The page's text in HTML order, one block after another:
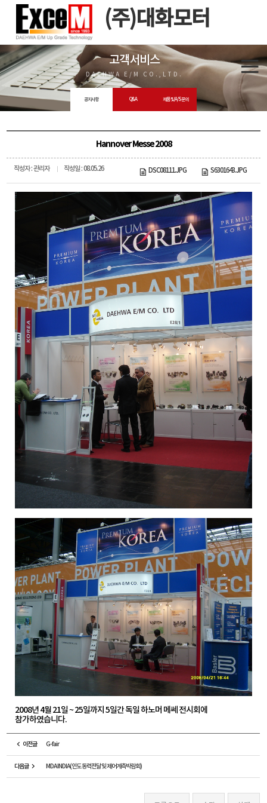
(주)대화모터
고객서비스
DAEHWA E/M CO.,LTD.
공지사항 Q&A 제품 및 A/S 문의
Hannover Messe 2008
작성자 : 관리자 작성일 : 08.05.26 DSC08111.JPG S6301643.JPG
2008년 4월 21일 ~ 25일까지 5일간 독일 하노머 메쎄 전시회에
참가하였습니다.
이전글 G-fair
다음글 MDA INDIA(인도 동력전달 및 제어계측박람회)